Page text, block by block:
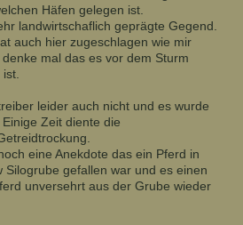
Häfen gelegen ist.
landwirtschaflich geprägte Gegend.
auch hier zugeschlagen wie mir
mal das es vor dem Sturm
leider auch nicht und es wurde
Zeit diente die
eine Anekdote das ein Pferd in
Silogrube gefallen war und es einen
unversehrt aus der Grube wieder